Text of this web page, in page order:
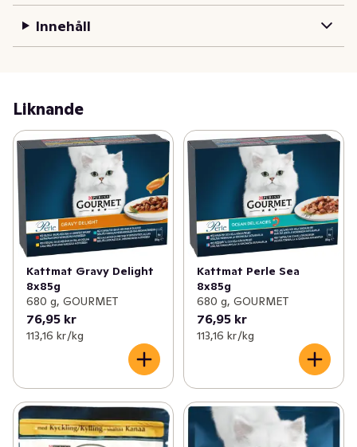
välsmakande kombinationer av kyckling och ox, kalkon
och lamm, anka och kalv samt kanin och vilt som alla är
lika frestande. Varje måltid packas i en försluten
motstå för din katt!
Innehåll
Liknande
Kattmat Gravy Delight
8x85g
680 g, GOURMET
76,95 kr
113,16 kr /kg
Kattmat Perle Sea
8x85g
680 g, GOURMET
76,95 kr
113,16 kr /kg